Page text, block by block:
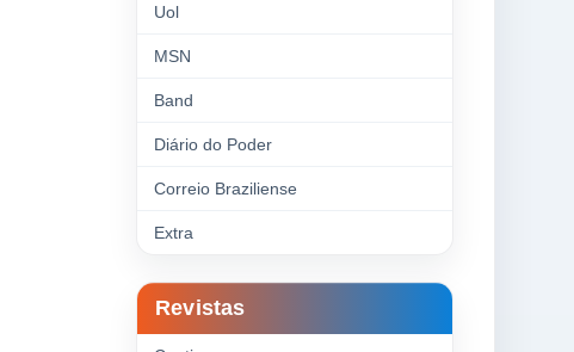
Uol
MSN
Band
Diário do Poder
Correio Braziliense
Extra
Revistas